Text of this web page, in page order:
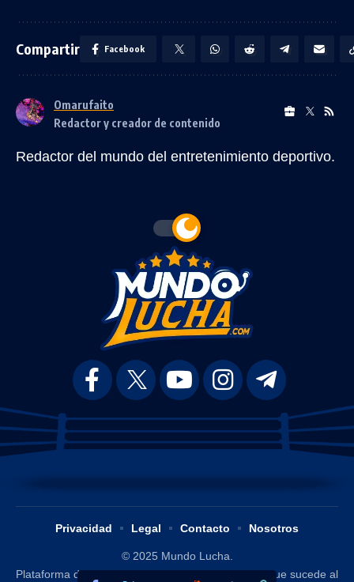
Compartir Facebook
Omarufaito
Redactor y creador de contenido
Redactor del mundo del entretenimiento deportivo.
© 2025 Mundo Lucha.
Plataforma digital dedicada a difundir y analizar lo que sucede al
Privacidad Legal Contacto Nosotros